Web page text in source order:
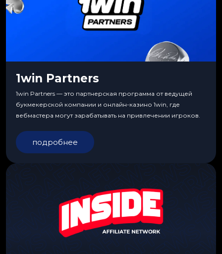
1win Partners
1win Partners — это партнерская программа от ведущей
букмекерской компании и онлайн-казино 1win, где
вебмастера могут зарабатывать на привлечении игроков.
подробнее